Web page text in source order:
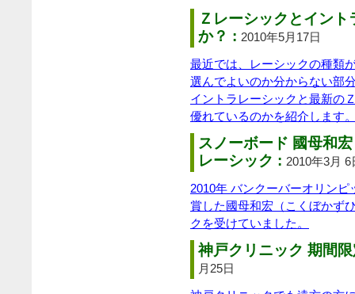
Ｚレーシックとイン
か？ : 2010年5月17日
最近では、レーシックの種類
選んでよいのか分からない部
イントラレーシックと最新の
優れているのかを紹介します
スノーボード 國母和
レーシック : 2010年3月 6
2010年 バンクーバーオリン
賞した國母和宏（こくぼかず
クを受けていました。
神戸クリニック 期間
月25日